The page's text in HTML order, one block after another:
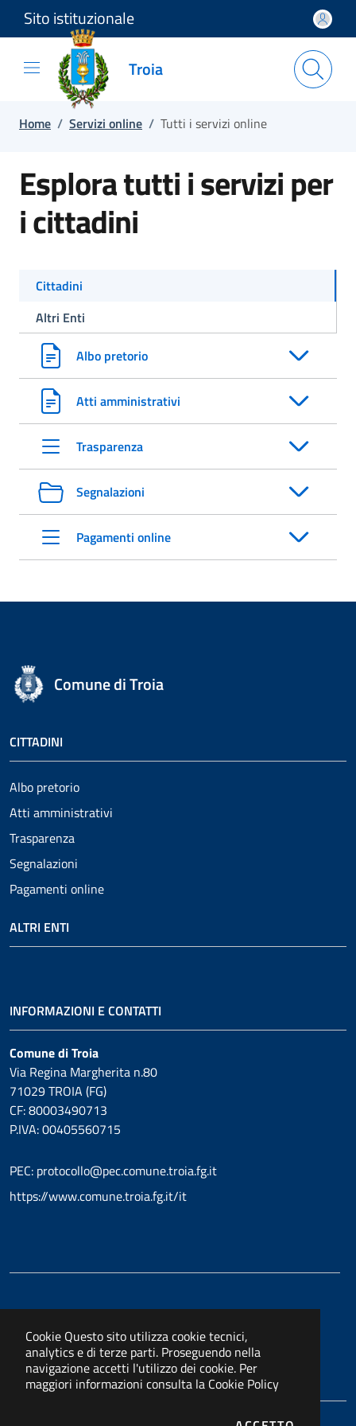
Cookie Questo sito utilizza cookie tecnici,
analytics e di terze parti. Proseguendo nella
navigazione accetti l'utilizzo dei cookie. Per
maggiori informazioni consulta la Cookie Policy
Salta e vai al contenuto
Salta e vai al footer
Sito istituzionale
Troia
Home / Servizi online / Tutti i servizi online
Esplora tutti i servizi per
i cittadini
Cittadini
Altri Enti
Albo pretorio
Atti amministrativi
Trasparenza
Segnalazioni
Pagamenti online
Comune di Troia
CITTADINI
Albo pretorio
Atti amministrativi
Trasparenza
Segnalazioni
Pagamenti online
ALTRI ENTI
INFORMAZIONI E CONTATTI
Comune di Troia
Via Regina Margherita n.80
71029 TROIA (FG)
CF: 80003490713
P.IVA: 00405560715
PEC: protocollo@pec.comune.troia.fg.it
https://www.comune.troia.fg.it/it